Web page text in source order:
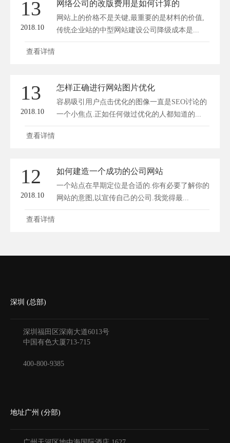
13
2018.10
网络公司的改版费用是如何计算的
网站上的价格不是关键,最重要的是材料的价值,
传统企业站的中型网站建设公司降级成本是...
查看详情
13
2018.10
怎样正确进行网站图片优化
容易吸引用户点击优化的图像一直是SEO讨论的
一个小焦点.正如任何做过优化的人都知道的...
查看详情
12
2018.10
如何建造一个成功的公司网站
一个站点在早期定位是合适的.你有必要了解你的
网站的意图,以宣传自己的公司.我觉得最...
查看详情
深圳 (总部)
深圳福田区深南大道6013号
中国有色大厦713-715
400-800-9385
地址广州 (分部)